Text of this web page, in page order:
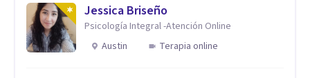
Jessica Briseño
Psicología Integral -Atención Online
Austin
Terapia online